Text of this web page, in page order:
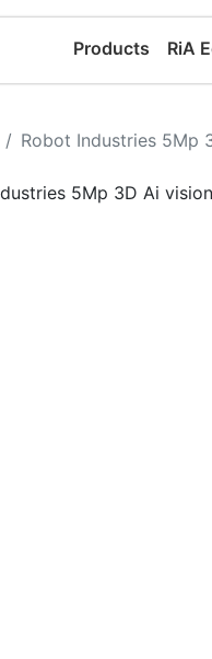
Products RiA
Robot Industries 5Mp